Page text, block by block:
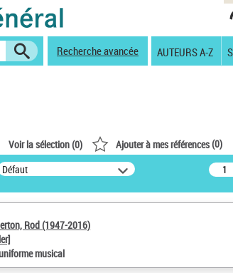
Recherche avancée AUTEURS A-Z
Voir la sélection (0) Ajouter à mes références(0)
Défaut
Rod (1947-2016)
musical